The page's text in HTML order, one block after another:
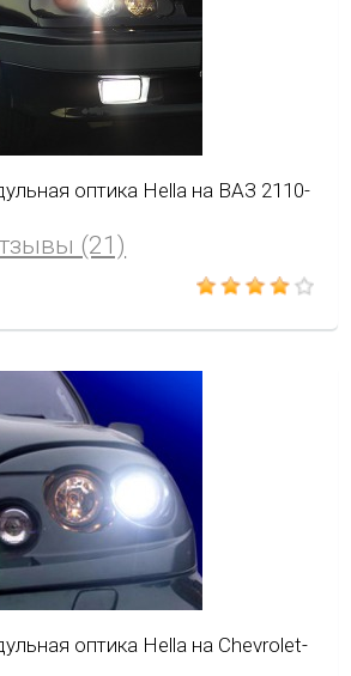
оптика Hella на ВАЗ 2110-
(21)
оптика Hella на Chevrolet-